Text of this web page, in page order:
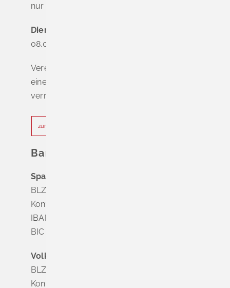
nur nach Terminvereinbarung
Dienstag - Freitag
08.00 - 12.00 Uhr
Vereinbaren Sie online oder telefonisch
einen Termin, um Wartezeiten zu
vermeiden.
zur Terminvereinbarung
Bankverbindung
Sparkasse Markgräflerland Müllheim
BLZ 683 518 65
Konto Nr. 8 028 524
IBAN DE63 6835 1865 0008 0285 24
BIC SOLADES1MGL
Volksbank Dreiländereck
BLZ 683 900 00
Konto Nr. 3 500 004